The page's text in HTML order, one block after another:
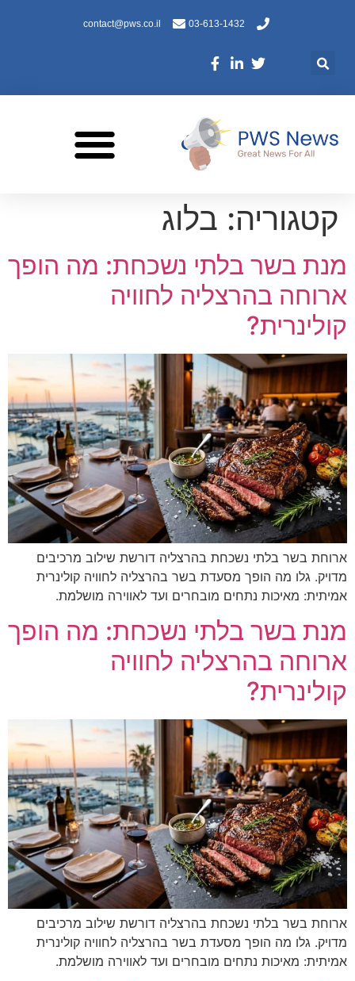
03-613-1432
contact@pws.co.il
קטגוריה: בלוג
מנת בשר בלתי נשכחת: מה הופך
ארוחה בהרצליה לחוויה
קולינרית?
ארוחת בשר בלתי נשכחת בהרצליה דורשת שילוב מרכיבים
מדויק. גלו מה הופך מסעדת בשר בהרצליה לחוויה קולינרית
אמיתית: מאיכות נתחים מובחרים ועד לאווירה מושלמת.
מנת בשר בלתי נשכחת: מה הופך
ארוחה בהרצליה לחוויה
קולינרית?
ארוחת בשר בלתי נשכחת בהרצליה דורשת שילוב מרכיבים
מדויק. גלו מה הופך מסעדת בשר בהרצליה לחוויה קולינרית
אמיתית: מאיכות נתחים מובחרים ועד לאווירה מושלמת.